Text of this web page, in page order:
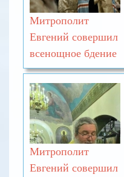
Митрополит
Евгений совершил
всенощное бдение
Митрополит
Евгений совершил